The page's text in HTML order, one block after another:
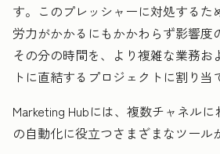
す。このプレッシャーに対処するた
労力がかかるにもかかわらず影響度
その分の時間を、より複雑な業務お
トに直結するプロジェクトに割り当
Marketing Hubには、複数チャネル
の自動化に役立つさまざまなツール